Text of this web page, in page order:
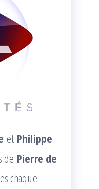
et Philippe
de Pierre de
chaque